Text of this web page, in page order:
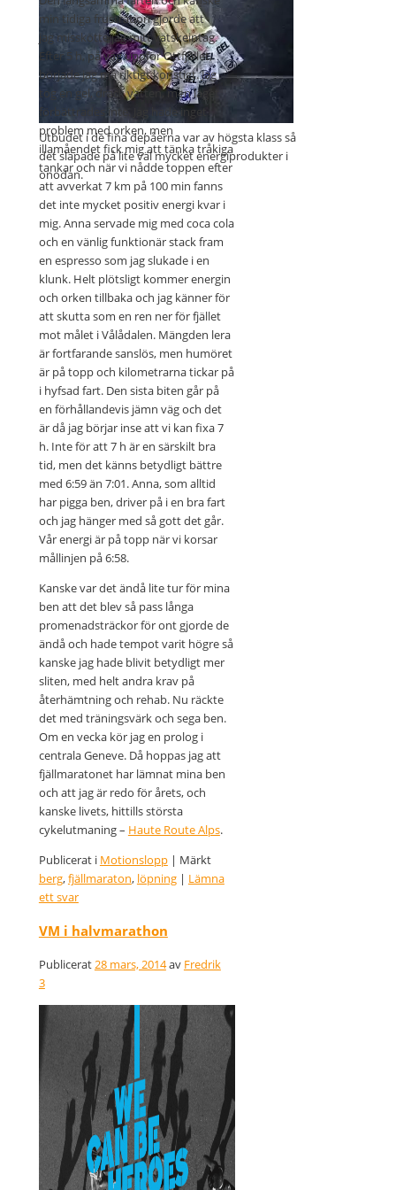
Utbudet i de fina depåerna var av högsta klass så
det släpade på lite väl mycket energiprodukter i
onödan.
min tidiga frustration gjorde att
jag misskötte jag mitt vätskeintag.
Efter 5 h, på väg uppför Ottfjället,
började jag må riktigt konstigt. Jag
tog en gel, drack vatten, men läget
förbättrades inte. Jag hade inget
problem med orken, men
illamåendet fick mig att tänka tråkiga
tankar och när vi nådde toppen efter
att avverkat 7 km på 100 min fanns
det inte mycket positiv energi kvar i
mig. Anna servade mig med coca cola
och en vänlig funktionär stack fram
en espresso som jag slukade i en
klunk. Helt plötsligt kommer energin
och orken tillbaka och jag känner för
att skutta som en ren ner för fjället
mot målet i Vålådalen. Mängden lera
är fortfarande sanslös, men humöret
är på topp och kilometrarna tickar på
i hyfsad fart. Den sista biten går på
en förhållandevis jämn väg och det
är då jag börjar inse att vi kan fixa 7
h. Inte för att 7 h är en särskilt bra
tid, men det känns betydligt bättre
med 6:59 än 7:01. Anna, som alltid
har pigga ben, driver på i en bra fart
och jag hänger med så gott det går.
Vår energi är på topp när vi korsar
mållinjen på 6:58.
Kanske var det ändå lite tur för mina
ben att det blev så pass långa
promenadsträckor för ont gjorde de
ändå och hade tempot varit högre så
kanske jag hade blivit betydligt mer
sliten, med helt andra krav på
återhämtning och rehab. Nu räckte
det med träningsvärk och sega ben.
Om en vecka kör jag en prolog i
centrala Geneve. Då hoppas jag att
fjällmaratonet har lämnat mina ben
och att jag är redo för årets, och
kanske livets, hittills största
cykelutmaning – Haute Route Alps.
Publicerat i Motionslopp | Märkt
berg,fjällmaraton, löpning | Lämna
ett svar
VM i halvmarathon
Publicerat28 mars, 2014av Fredrik
3